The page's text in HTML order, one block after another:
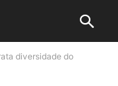
diversidade do